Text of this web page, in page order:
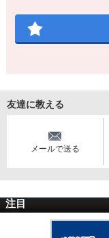
友達に教える
メールで送る
注目